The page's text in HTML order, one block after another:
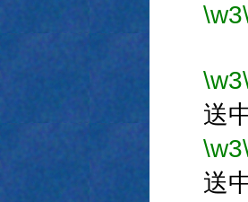
\w3
\w3
送
\w3
送